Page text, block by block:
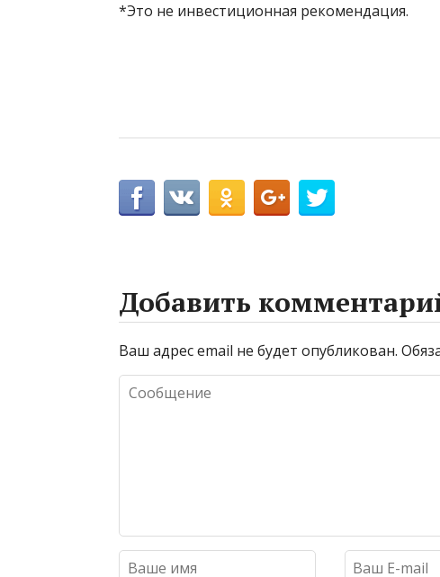
*Это не инвестиционная рекомендация.
Добавить
Ваш адрес email не будет опубликован.